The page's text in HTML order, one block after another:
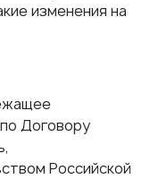
изменения на
Договору
Российской